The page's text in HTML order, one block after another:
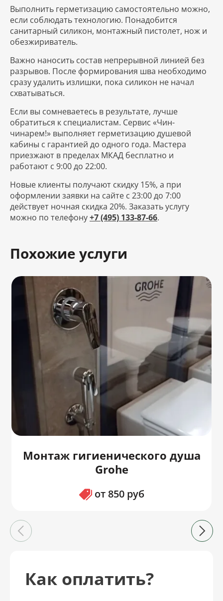
Выполнить герметизацию самостоятельно можно,
если соблюдать технологию. Понадобится
санитарный силикон, монтажный пистолет, нож и
обезжириватель.
Важно наносить состав непрерывной линией без
разрывов. После формирования шва необходимо
сразу удалить излишки, пока силикон не начал
схватываться.
Если вы сомневаетесь в результате, лучше
обратиться к специалистам. Сервис «Чин-
чинарем!» выполняет герметизацию душевой
кабины с гарантией до одного года. Мастера
приезжают в пределах МКАД бесплатно и
работают с 9:00 до 22:00.
Новые клиенты получают скидку 15%, а при
оформлении заявки на сайте с 23:00 до 7:00
действует ночная скидка 20%. Заказать услугу
можно по телефону+7 (495) 133-87-66.
Похожие услуги
Монтаж гигиенического душа
Grohe
от 850 руб
Как оплатить?